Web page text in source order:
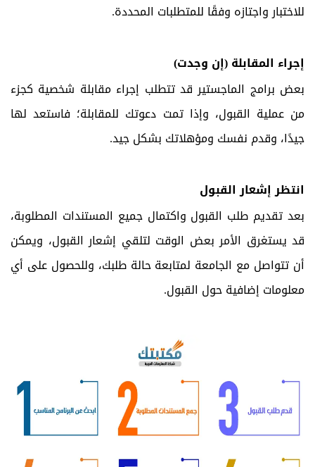
للاختبار واجتازه وفقًا للمتطلبات المحددة.
إجراء المقابلة (إن وجدت)
بعض برامج الماجستير قد تتطلب إجراء مقابلة شخصية كجزء
من عملية القبول، وإذا تمت دعوتك للمقابلة؛ فاستعد لها
جيدًا، وقدم نفسك ومؤهلاتك بشكل جيد.
انتظر إشعار القبول
بعد تقديم طلب القبول واكتمال جميع المستندات المطلوبة،
قد يستغرق الأمر بعض الوقت لتلقي إشعار القبول، ويمكن
أن تتواصل مع الجامعة لمتابعة حالة طلبك، وللحصول على أي
معلومات إضافية حول القبول.